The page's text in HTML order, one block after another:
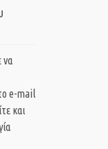
να
e-mail
και